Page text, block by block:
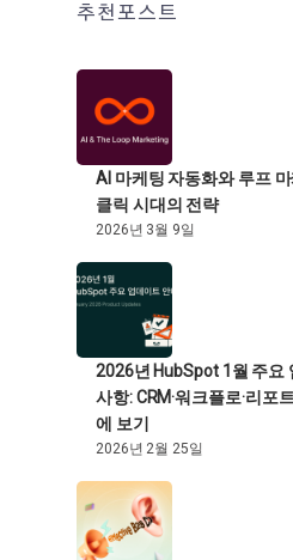
추천포스트
AI 마케팅 자동화와 루프
클릭 시대의 전략
2026년 3월 9일
2026년 HubSpot 1월 주요
사항: CRM·워크플로·리포
에 보기
2026년 2월 25일